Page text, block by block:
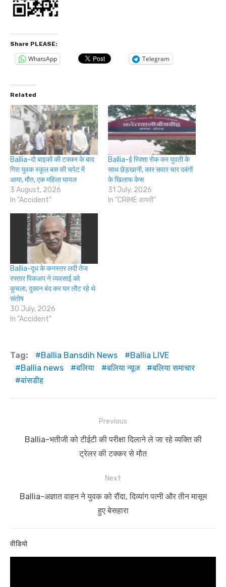
Share PLEASE:
WhatsApp Telegram
Related
Ballia-दो बाइकों की टक्कर के बाद
गिरा युवक स्कूल बस की चपेट में
आया, मौत, एक महिला घायल
3 August, 2026
In "Accident"
Ballia-ई रिक्शा रोक कर युवती के
साथ छेड़खानी, कार सवार चार दबंगों
के खिलाफ केस
31 July, 2026
In "CRIME डायरी"
Ballia-दूध के कनस्तर लदी तेज
रफ्तार पिकअप ने व्यवसाई को
कुचला, दुकान बंद कर घर लौट रहे थे
संतोष
30 July, 2026
In "Accident"
Tag: Ballia Bansdih News
Ballia LIVE
Ballia news
बलिया बलिया न्यूज
बलिया समाचार
बांसडीह
navigation
Previous
Previous
Ballia-भतीजी को टीईटी की परीक्षा दिलाने ले जा रहे व्यक्ति की
ट्रेलर की टक्कर से मौत
Next
Next
Ballia-अज्ञात वाहन ने युवक को रौंदा, दिव्यांग पत्नी और तीन मासूम
हुए बेसहारा
वीडियो